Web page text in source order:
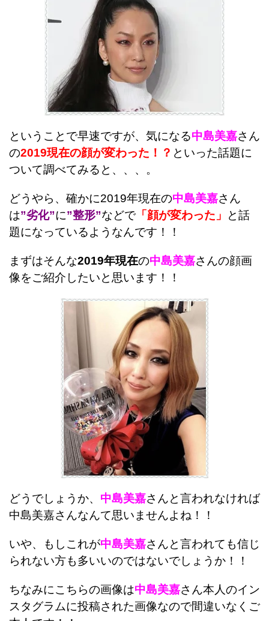
ということで早速ですが、気になる中島美嘉さん
の2019現在の顔が変わった！？ といった話題に
ついて調べてみると、、、。
どうやら、確かに2019年現在の中島美嘉さん
は”劣化”に”整形”などで 「顔が変わった」
と話
題になっているようなんです！！
まずはそんな2019年現在の中島美嘉さんの顔画
像をご紹介したいと思います！！
どうでしょうか、 中島美嘉さんと言われなければ
中島美嘉さんなんて思いませんよね！！
いや、もしこれが中島美嘉さんと言われても信じ
られない方も多いいのではないでしょうか！！
ちなみにこちらの画像は中島美嘉さん本人のイン
スタグラムに投稿された画像なので間違いなくご